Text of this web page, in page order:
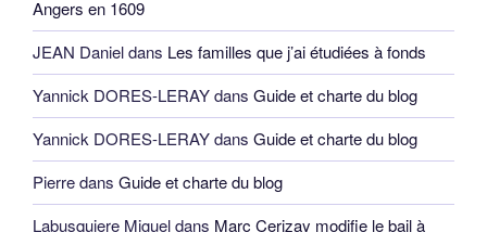
Angers en 1609
JEAN Danieldans Les familles que j’ai étudiées à fonds
Yannick DORES-LERAYdans Guide et charte du blog
Yannick DORES-LERAYdans Guide et charte du blog
Pierredans Guide et charte du blog
Labusquiere Migueldans Marc Cerizay modifie le bail à